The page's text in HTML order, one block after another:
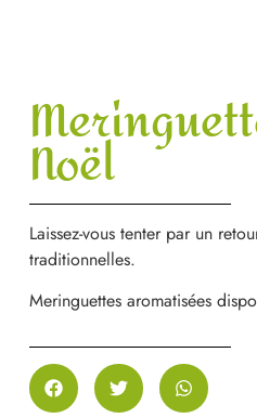
Noël
Laissez-vous tenter par un
traditionnelles.
Meringuettes aromatisées